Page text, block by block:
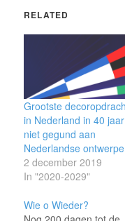
RELATED
Grootste
in Nederland in 40 jaar
niet gegund aan
Nederlandse
2 december 2019
In "2020-2029"
Wie o Wieder?